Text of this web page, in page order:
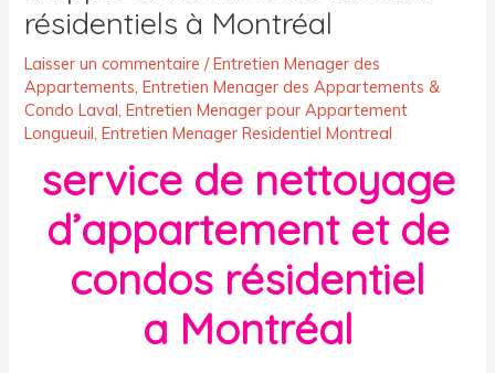
résidentiels à Montréal
Laisser un commentaire /Entretien Menager des
Appartements ,Entretien Menager des Appartements &
Condo Laval ,Entretien Menager pour Appartement
Longueuil ,Entretien Menager Residentiel Montreal
service de nettoyage
d’appartement et de
condos résidentiel
a Montréal